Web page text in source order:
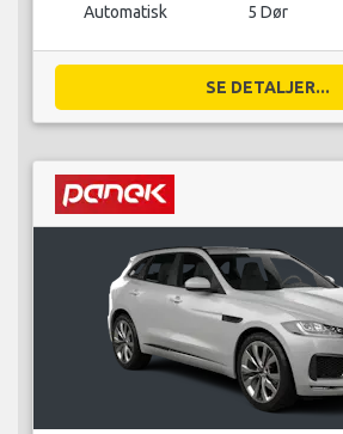
Automatisk 5 Dør
SE DETALJER...